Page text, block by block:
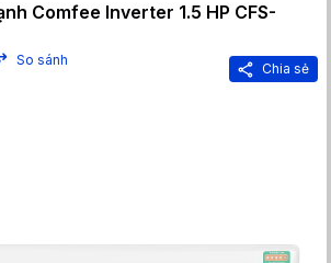
Comfee Inverter 1.5 HP CFS-
So sánh
Chia sẻ